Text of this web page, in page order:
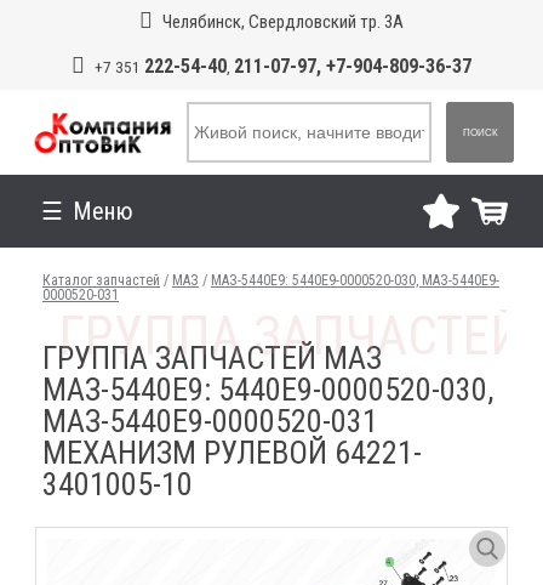
Челябинск, Свердловский тр. 3А
+7 351 222-54-40, 211-07-97, +7-904-809-36-37
ПОИСК
Меню
Каталог запчастей / МАЗ / МАЗ-5440E9: 5440E9-0000520-030, МАЗ-5440E9-
0000520-031
ГРУППА ЗАПЧАСТЕЙ МАЗ
МАЗ-5440E9: 5440E9-0000520-030,
МАЗ-5440E9-0000520-031
МЕХАНИЗМ РУЛЕВОЙ 64221-
3401005-10